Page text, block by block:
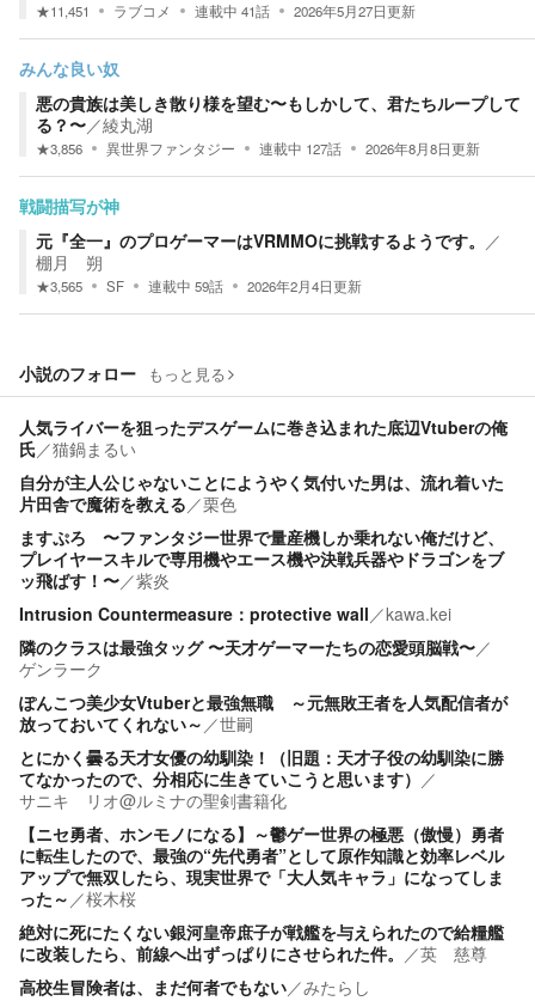
★11,451 ラブコメ 連載中 41話 2026年5月27日更新
みんな良い奴
悪の貴族は美しき散り様を望む〜もしかして、君たちループして
る？〜／綾丸湖
★3,856 異世界ファンタジー 連載中 127話 2026年8月8日更新
戦闘描写が神
元『全一』のプロゲーマーはVRMMOに挑戦するようです。 ／
棚月 朔
★3,565 SF 連載中 59話 2026年2月4日更新
小説のフォロー もっと見る
人気ライバーを狙ったデスゲームに巻き込まれた底辺Vtuberの俺
氏／猫鍋まるい
自分が主人公じゃないことにようやく気付いた男は、流れ着いた
片田舎で魔術を教える／栗色
ますぷろ 〜ファンタジー世界で量産機しか乗れない俺だけど、
プレイヤースキルで専用機やエース機や決戦兵器やドラゴンをブ
ッ飛ばす！〜／紫炎
Intrusion Countermeasure：protective wall／kawa.kei
隣のクラスは最強タッグ 〜天才ゲーマーたちの恋愛頭脳戦〜／
ゲンラーク
ぽんこつ美少女Vtuberと最強無職 ～元無敗王者を人気配信者が
放っておいてくれない～ ／世嗣
とにかく曇る天才女優の幼馴染！（旧題：天才子役の幼馴染に勝
てなかったので、分相応に生きていこうと思います） ／
サニキ リオ@ルミナの聖剣書籍化
【ニセ勇者、ホンモノになる】～鬱ゲー世界の極悪（傲慢）勇者
に転生したので、最強の“先代勇者”として原作知識と効率レベル
アップで無双したら、現実世界で「大人気キャラ」になってしま
った～ ／桜木桜
絶対に死にたくない銀河皇帝庶子が戦艦を与えられたので給糧艦
に改装したら、前線へ出ずっぱりにさせられた件。 ／英 慈尊
高校生冒険者は、まだ何者でもない／みたらし